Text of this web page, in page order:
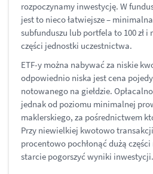
rozpoczynamy inwestycję. W
jest to nieco łatwiejsze –
subfunduszu lub portfela to 100 zł
części jednostki uczestnictwa.
ETF-y można nabywać za niskie
odpowiednio niska jest cena
notowanego na giełdzie.
jednak od poziomu minimalnej
maklerskiego, za pośrednictwem
Przy niewielkiej kwotowo
procentowo pochłonąć dużą
starcie pogorszyć wyniki inwestycji.